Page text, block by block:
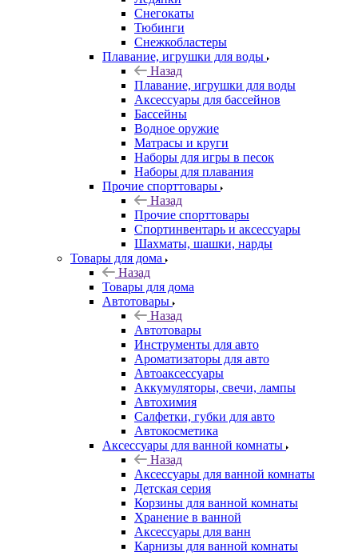
Снегокаты
Тюбинги
Снежкобластеры
Плавание, игрушки для воды
Назад
Плавание, игрушки для воды
Аксессуары для бассейнов
Бассейны
Водное оружие
Матрасы и круги
Наборы для игры в песок
Наборы для плавания
Прочие спорттовары
Назад
Прочие спорттовары
Спортинвентарь и аксессуары
Шахматы, шашки, нарды
Товары для дома
Назад
Товары для дома
Автотовары
Назад
Автотовары
Инструменты для авто
Ароматизаторы для авто
Автоаксессуары
Аккумуляторы, свечи, лампы
Автохимия
Салфетки, губки для авто
Автокосметика
Аксессуары для ванной комнаты
Назад
Аксессуары для ванной комнаты
Детская серия
Корзины для ванной комнаты
Хранение в ванной
Аксессуары для ванн
Карнизы для ванной комнаты